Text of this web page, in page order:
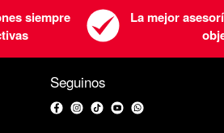
siempre
La mejor
Seguinos
Facebook
Instagram
TikTokYouTubeWhatsApp